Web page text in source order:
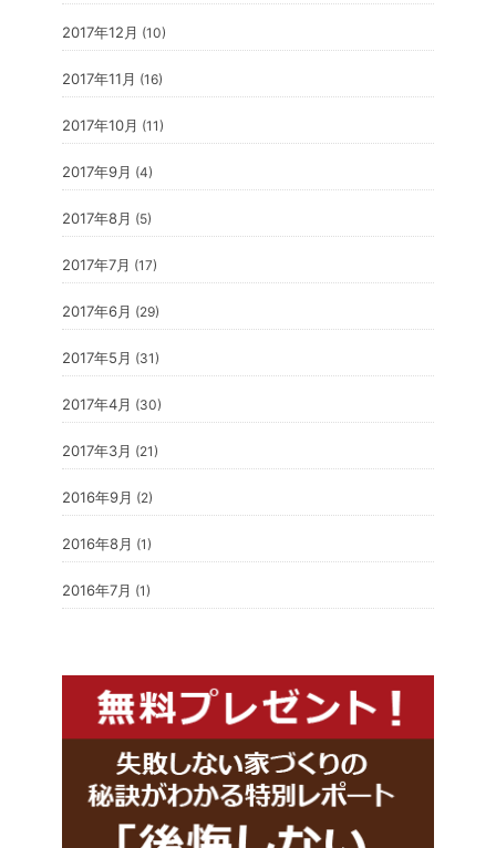
2017年12月 (10)
2017年11月 (16)
2017年10月 (11)
2017年9月 (4)
2017年8月 (5)
2017年7月 (17)
2017年6月 (29)
2017年5月 (31)
2017年4月 (30)
2017年3月 (21)
2016年9月 (2)
2016年8月 (1)
2016年7月 (1)